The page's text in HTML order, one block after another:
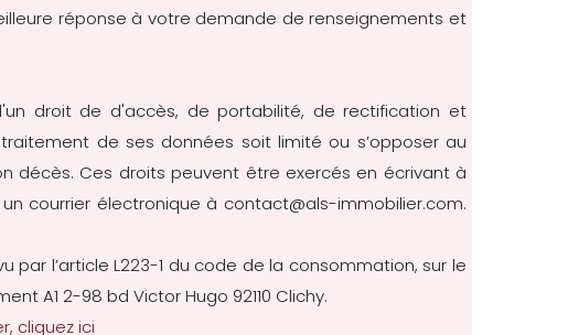
réponse à votre demande de renseignements et
droit de d'accès, de portabilité, de rectification et
de ses données soit limité ou s’opposer au
décès. Ces droits peuvent être exercés en écrivant à
courrier électronique à contact@als-immobilier.com.
l’article L223-1 du code de la consommation, sur le
A1 2-98 bd Victor Hugo 92110 Clichy.
cliquez ici